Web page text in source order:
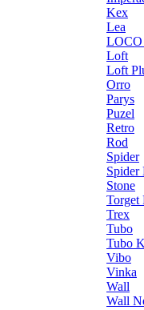
Kex
Lea
Loft
Loft
Orro
Parys
Puzel
Retro
Rod
Spider
Spider
Stone
Torget
Trex
Tubo
Tubo
Vibo
Vinka
Wall
Wall